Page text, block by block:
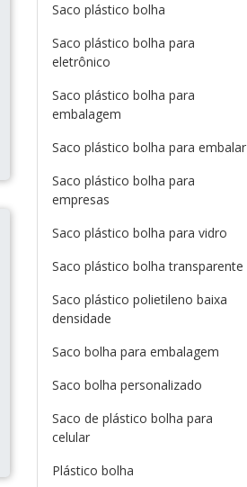
Saco plástico bolha
Saco plástico bolha para
eletrônico
Saco plástico bolha para
embalagem
Saco plástico bolha para embalar
Saco plástico bolha para
empresas
Saco plástico bolha para vidro
Saco plástico bolha transparente
Saco plástico polietileno baixa
densidade
Saco bolha para embalagem
Saco bolha personalizado
Saco de plástico bolha para
celular
Plástico bolha